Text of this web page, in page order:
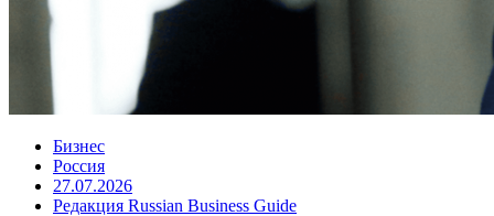
Бизнес
Россия
27.07.2026
Редакция Russian Business Guide